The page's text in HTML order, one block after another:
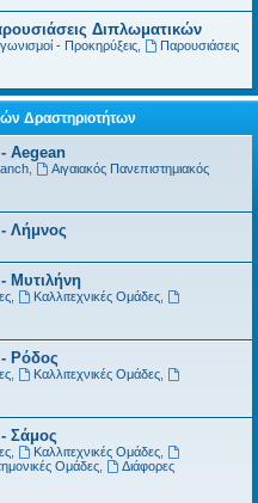
Διπλωματικών
- Προκηρύξεις,
Παρουσιάσεις
Δραστηριοτήτων
Aegean
,
Αιγαιακός Πανεπιστημιακός
- Λήμνος
Μυτιλήνη
, Καλλιτεχνικές Ομάδες,
- Ρόδος
, Καλλιτεχνικές Ομάδες,
- Σάμος
, Καλλιτεχνικές Ομάδες,
Ομάδες,
Διάφορες